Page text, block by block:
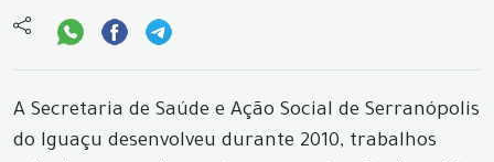
A Secretaria de Saúde e Ação Social de Serranópolis
do Iguaçu desenvolveu durante 2010, trabalhos